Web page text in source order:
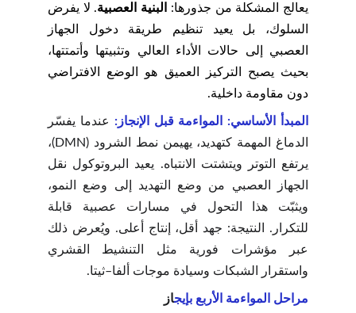
يعالج المشكلة من جذورها:
البنية العصبية. لا يفرض
السلوك، بل يعيد تنظيم طريقة دخول الجهاز
العصبي إلى حالات الأداء العالي وتثبيتها وأتمتتها،
بحيث يصبح التركيز العميق هو الوضع الافتراضي
دون مقاومة داخلية.
المبدأ الأساسي: المواءمة قبل الإنجاز: عندما يفسّر
الدماغ المهمة كتهديد، يهيمن نمط الشرود (DMN)،
يرتفع التوتر ويتشتت الانتباه. يعيد البروتوكول نقل
الجهاز العصبي من وضع التهديد إلى وضع النمو،
ويثبّت هذا التحول في مسارات عصبية قابلة
للتكرار. النتيجة: جهد أقل، إنتاج أعلى. ويُعرض ذلك
عبر مؤشرات فورية مثل التنشيط القشري
واستقرار الشبكات وسيادة موجات ألفا–ثيتا.
مراحل المواءمة الأربع بإيجاز